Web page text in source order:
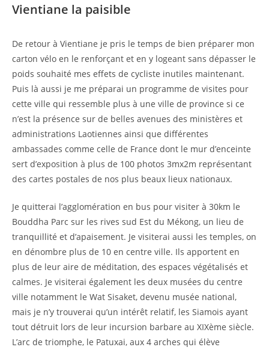
Vientiane la paisible
De retour à Vientiane je pris le temps de bien préparer mon
carton vélo en le renforçant et en y logeant sans dépasser le
poids souhaité mes effets de cycliste inutiles maintenant.
Puis là aussi je me préparai un programme de visites pour
cette ville qui ressemble plus à une ville de province si ce
n’est la présence sur de belles avenues des ministères et
administrations Laotiennes ainsi que différentes
ambassades comme celle de France dont le mur d’enceinte
sert d’exposition à plus de 100 photos 3mx2m représentant
des cartes postales de nos plus beaux lieux nationaux.
Je quitterai l’agglomération en bus pour visiter à 30km le
Bouddha Parc sur les rives sud Est du Mékong, un lieu de
tranquillité et d’apaisement. Je visiterai aussi les temples, on
en dénombre plus de 10 en centre ville. Ils apportent en
plus de leur aire de méditation, des espaces végétalisés et
calmes. Je visiterai également les deux musées du centre
ville notamment le Wat Sisaket, devenu musée national,
mais je n’y trouverai qu’un intérêt relatif, les Siamois ayant
tout détruit lors de leur incursion barbare au XIXème siècle.
L’arc de triomphe, le Patuxai, aux 4 arches qui élève